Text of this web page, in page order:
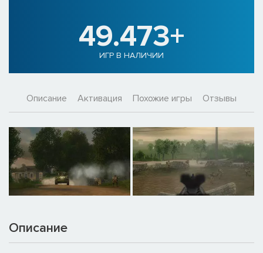
49.473+
ИГР В НАЛИЧИИ
Описание Активация Похожие игры Отзывы
Описание